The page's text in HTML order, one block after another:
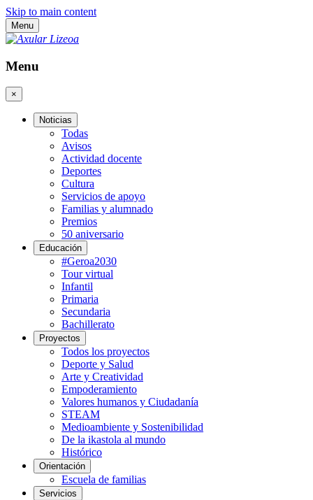
Skip to main content
Menu
Menu
×
Noticias
Todas
Avisos
Actividad docente
Deportes
Cultura
Servicios de apoyo
Familias y alumnado
Premios
50 aniversario
Educación
#Geroa2030
Tour virtual
Infantil
Primaria
Secundaria
Bachillerato
Proyectos
Todos los proyectos
Deporte y Salud
Arte y Creatividad
Empoderamiento
Valores humanos y Ciudadanía
STEAM
Medioambiente y Sostenibilidad
De la ikastola al mundo
Histórico
Orientación
Escuela de familias
Servicios